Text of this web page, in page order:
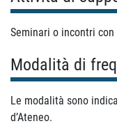
Seminari o incontri
Modalità di
Le modalità sono
d’Ateneo.